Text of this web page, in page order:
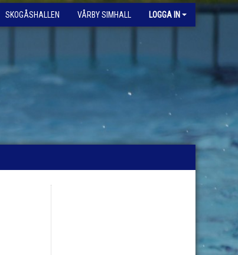
SKOGÅSHALLEN VÅRBY SIMHALL LOGGA IN